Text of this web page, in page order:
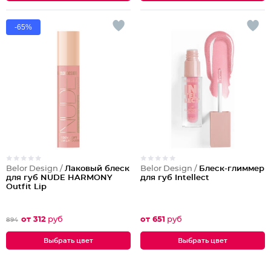
-65%
Belor Design / Лаковый блеск
для губ NUDE HARMONY
Outfit Lip
894 от 312 руб
Выбрать цвет
Belor Design / Блеск-глиммер
для губ Intellect
от 651 руб
Выбрать цвет